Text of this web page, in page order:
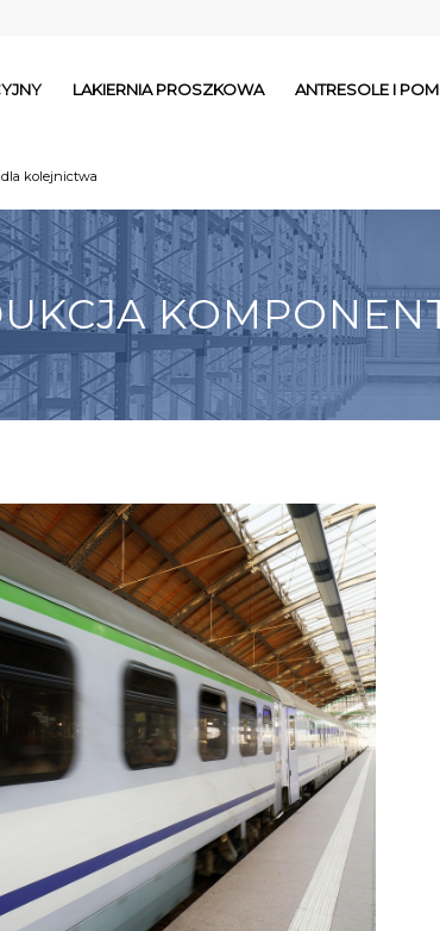
LAKIERNIA PROSZKOWA ANTRESOLE I
kolejnictwa